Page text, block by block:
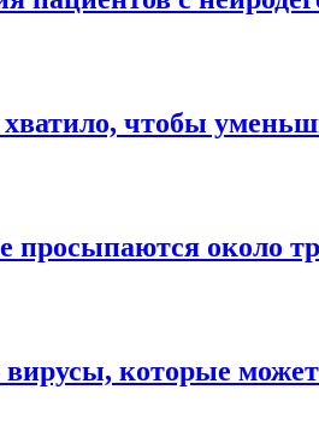
чтобы
около
которые